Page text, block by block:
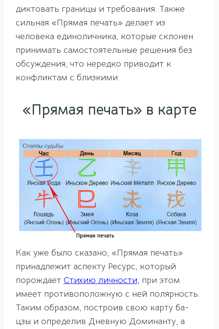
диктовать границы и требования. Также
сильная «Прямая печать» делает из
человека единоличника, которые склонен
принимать самостоятельные решения без
обсуждения, что нередко приводит к
конфликтам с близкими.
«Прямая печать» в карте
Как уже было сказано, «Прямая печать»
принадлежит аспекту Ресурс, который
порождает Стихию личности, при этом
имеет противоположную с ней полярность.
Таким образом, построив свою карту ба-
цзы и определив Дневную Доминанту, а